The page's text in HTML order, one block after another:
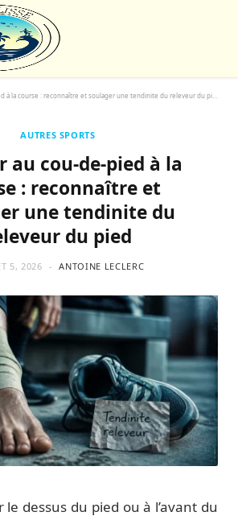
AUTRES SPORTS
au cou-de-pied à la
: reconnaître et
une tendinite du
du pied
5, 2026 ANTOINE LECLERC
dessus du pied ou à l’avant du